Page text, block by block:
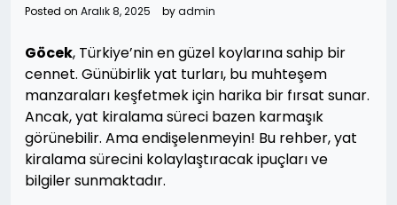
Posted on Aralık 8, 2025 byadmin
Göcek, Türkiye’nin en güzel koylarına sahip bir
cennet. Günübirlik yat turları, bu muhteşem
manzaraları keşfetmek için harika bir fırsat sunar.
Ancak, yat kiralama süreci bazen karmaşık
görünebilir. Ama endişelenmeyin! Bu rehber, yat
kiralama sürecini kolaylaştıracak ipuçları ve
bilgiler sunmaktadır.